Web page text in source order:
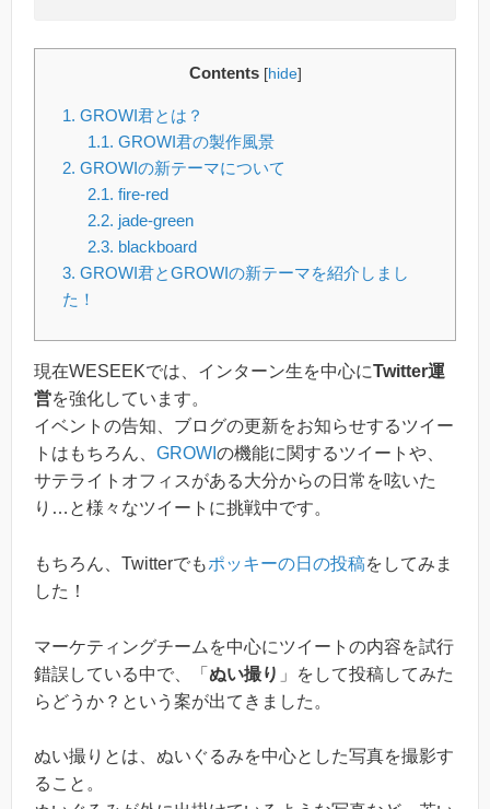
Contents [hide]
1. GROWI君とは？
1.1. GROWI君の製作風景
2. GROWIの新テーマについて
2.1. fire-red
2.2. jade-green
2.3. blackboard
3. GROWI君とGROWIの新テーマを紹介しまし
た！
現在WESEEKでは、インターン生を中心にTwitter運
営を強化しています。
イベントの告知、ブログの更新をお知らせするツイー
トはもちろん、 GROWI の機能に関するツイートや、
サテライトオフィスがある大分からの日常を呟いた
り…と様々なツイートに挑戦中です。
もちろん、Twitterでもポッキーの日の投稿をしてみま
した！
マーケティングチームを中心にツイートの内容を試行
錯誤している中で、「 ぬい撮り 」をして投稿してみた
らどうか？という案が出てきました。
ぬい撮りとは、ぬいぐるみを中心とした写真を撮影す
ること。